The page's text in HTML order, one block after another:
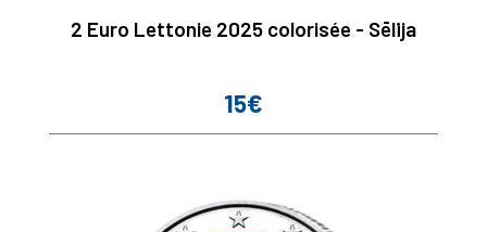
2 Euro Lettonie 2025 colorisée - Sēlija
Prix
15€